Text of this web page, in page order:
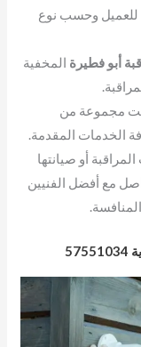
للعميل وحسب نوع
أبو فطيرة المخفية
مجموعة من
الخدمات المقدمة.
أو صيانتها
مع أفضل الفنيين